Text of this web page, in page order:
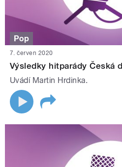
Pop
7. červen 2020
Výsledky hitparády Česká
Uvádí Martin Hrdinka.